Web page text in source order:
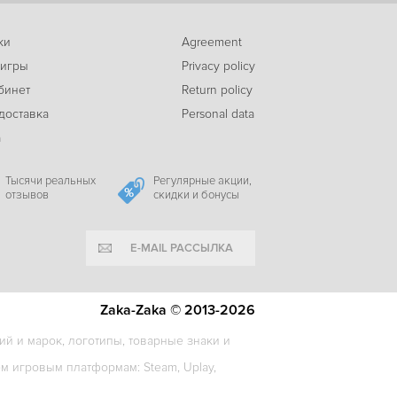
Agreement
Privacy policy
Return policy
Personal data
Тысячи реальных
отзывов
Регулярные акции,
скидки и бонусы
E-MAIL РАССЫЛКА
и марок, логотипы, товарные знаки и
игровым платформам: Steam, Uplay,
Zaka-Zaka © 2013-2026